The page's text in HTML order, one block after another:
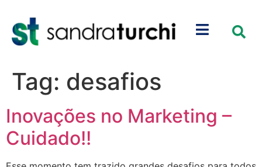
Tag: desafios
Inovações no Marketing –
Cuidado!!